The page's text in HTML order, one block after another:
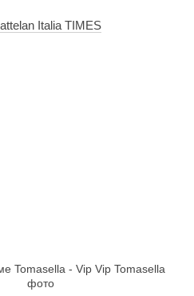
Italia TIMES